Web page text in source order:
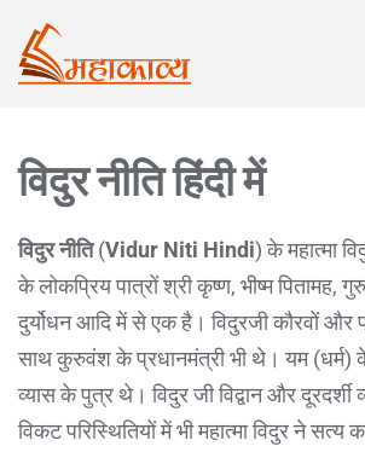
विदुर नीति हिंदी में
विदुर नीति(Vidur Niti Hindi) के महात्मा
के लोकप्रिय पात्रों श्री कृष्ण, भीष्म पितामह,
दुर्योधन आदि में से एक है। विदुरजी कौरवों और
साथ कुरुवंश के प्रधानमंत्री भी थे। यम (धर्म) के
व्यास के पुत्र थे। विदुर जी विद्वान और
विकट परिस्थितियों में भी महात्मा विदुर ने सत्य